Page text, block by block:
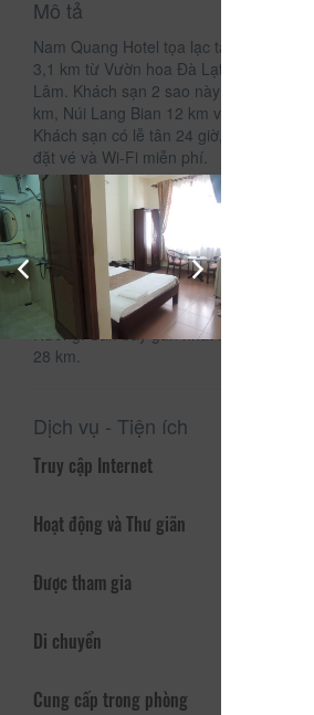
Mô tả
Nam Quang Hotel tọa lạc tại thành phố
3,1 km từ Vườn hoa Đà Lạt và 4,2 km từ
Lâm. Khách sạn 2 sao này cách Hồ
km, Núi Lang Bian 12 km và vườn thú
Khách sạn có lễ tân 24 giờ, dịch vụ đưa/
đặt vé và Wi-Fi miễn phí.
Phòng nghỉ tại khách sạn có khu vực
hình cáp màn hình phẳng và phòng
cá nhân miễn phí cùng vòi sen. Các
áo.
Các điểm tham quan nổi tiếng gần
Quảng trường Lâm Viên, Công viên
Hương. Sân bay gần nhất là sân bay
28 km.
Dịch vụ - Tiện ích
Truy cập Internet
Hoạt động và Thư giãn
Được tham gia
Di chuyển
Cung cấp trong phòng